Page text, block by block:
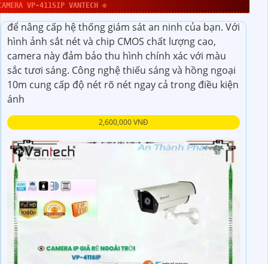
VP-411SIP VANTECH ❇
2,600,000 VNĐ
Camera IP POE VP-411SIP là một lựa chọn tuyệt vời
để nâng cấp hệ thống giám sát an ninh của bạn. Với
hình ảnh sắt nét và chip CMOS chất lượng cao,
camera này đảm bảo thu hình chính xác với màu
sắc tươi sáng. Công nghệ thiếu sáng và hồng ngoại
10m cung cấp độ nét rõ nét ngay cả trong điều kiện
ánh